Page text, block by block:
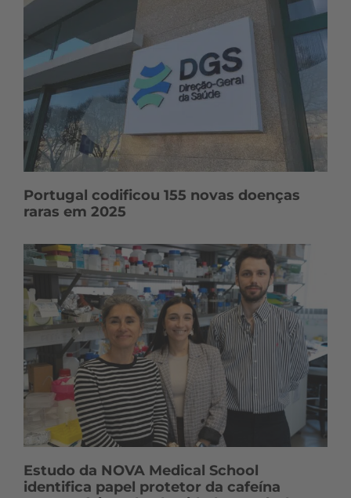
Portugal codificou 155 novas doenças
raras em 2025
Estudo da NOVA Medical School
identifica papel protetor da cafeína